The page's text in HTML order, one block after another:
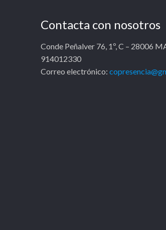
Contacta con nosotros
Conde Peñalver 76, 1º, C – 28006
914012330
Correo electrónico: